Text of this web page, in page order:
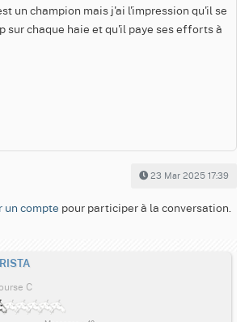
un champion mais j'ai l'impression qu'il se
sur chaque haie et qu'il paye ses efforts à
23 Mar 2025 17:39
un compte pour participer à la conversation.
C